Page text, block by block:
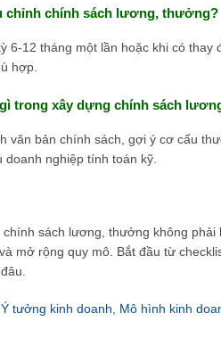
chỉnh chính sách lương, thưởng?
6-12 tháng một lần hoặc khi có
hợp.
trong xây dựng chính sách
văn bản chính sách, gợi ý cơ cấu
doanh nghiệp tính toán kỹ.
sách lương, thưởng không phải
mở rộng quy mô. Bắt đầu từ
Ý tưởng kinh doanh Mô hình kinh